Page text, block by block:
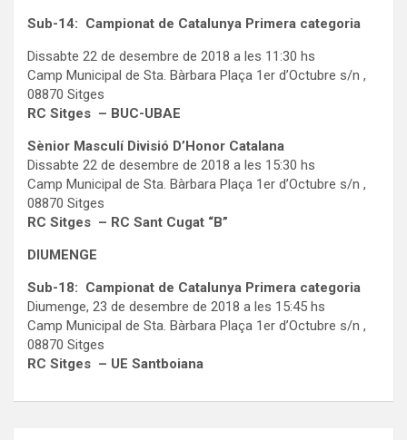
Sub-14: Campionat de Catalunya Primera categoria
Dissabte 22 de desembre de 2018 a les 11:30 hs
Camp Municipal de Sta. Bàrbara Plaça 1er d’Octubre s/n ,
08870 Sitges
RC Sitges – BUC-UBAE
Sènior Masculí Divisió D’Honor Catalana
Dissabte 22 de desembre de 2018 a les 15:30 hs
Camp Municipal de Sta. Bàrbara Plaça 1er d’Octubre s/n ,
08870 Sitges
RC Sitges – RC Sant Cugat “B”
DIUMENGE
Sub-18: Campionat de Catalunya Primera categoria
Diumenge, 23 de desembre de 2018 a les 15:45 hs
Camp Municipal de Sta. Bàrbara Plaça 1er d’Octubre s/n ,
08870 Sitges
RC Sitges – UE Santboiana